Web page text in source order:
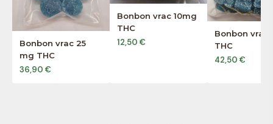
Bonbon vrac 25
mg THC
36,90 €
Bonbon vrac 10mg
THC
12,50 €
Bonbon vrac
THC
42,50 €